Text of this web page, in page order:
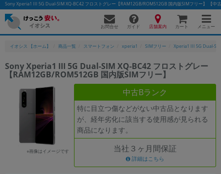
Sony Xperia1 III 5G Dual-SIM XQ-BC42 フロストグレー【RAM12GB/ROM512GB 国内版SIMフリー】 【
お問合せ ガイド 店舗案内 カート メニュー
イオシス 【ホーム】 商品一覧 スマートフォン xperia1 SIMフリー Xperia1 III 5G Dual-
Sony Xperia1 III 5G Dual-SIM XQ-BC42 フロストグレー
【RAM12GB/ROM512GB 国内版SIMフリー】
※画像はイメージです
中古Bランク
特に目立つ傷などがない中古品となります
が、経年劣化に該当する使用感が見られる
商品になります。
当社３ヶ月間保証
詳細はこちら
かんたんパソコン検索に切り替える
フリーワード
人気の検索ワード： Let's note